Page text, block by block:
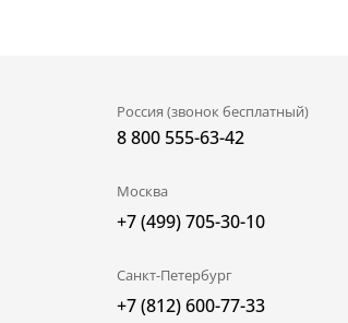
Россия (звонок бесплатный)
8 800 555-63-42
Москва
+7 (499) 705-30-10
Санкт-Петербург
+7 (812) 600-77-33